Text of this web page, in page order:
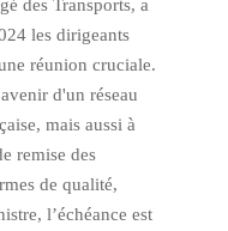
des Transports, a
les dirigeants
réunion cruciale.
d'un réseau
mais aussi à
remise des
de qualité,
l’échéance est